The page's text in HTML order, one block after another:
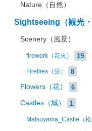
Nature（自然）
Sightseeing（観光・
Scenery（風景）
firework（花火） 19
Fireflies（蛍） 8
Flowers（花） 6
Castles（城） 1
Matsuyama_Castle（松